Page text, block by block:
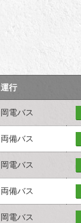
運行
岡電バス
両備バス
岡電バス
両備バス
岡電バス